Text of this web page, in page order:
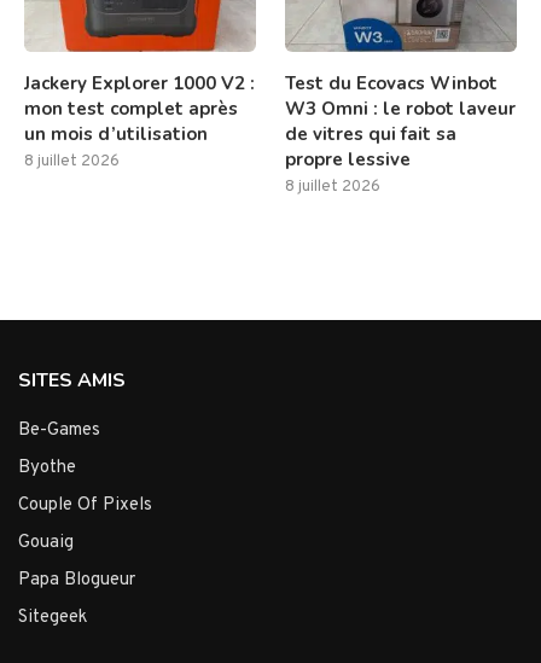
Jackery Explorer 1000 V2 :
mon test complet après
un mois d’utilisation
8 juillet 2026
Test du Ecovacs Winbot
W3 Omni : le robot laveur
de vitres qui fait sa
propre lessive
8 juillet 2026
SITES AMIS
Be-Games
Byothe
Couple Of Pixels
Gouaig
Papa Blogueur
Sitegeek